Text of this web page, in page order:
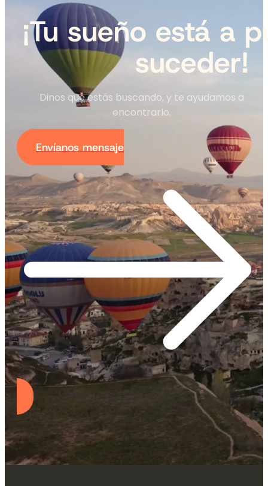
¡Tu sueño está a
suceder!
Dinos qué estás buscando, y te ayudamos a
encontrarlo.
Envíanos mensaje